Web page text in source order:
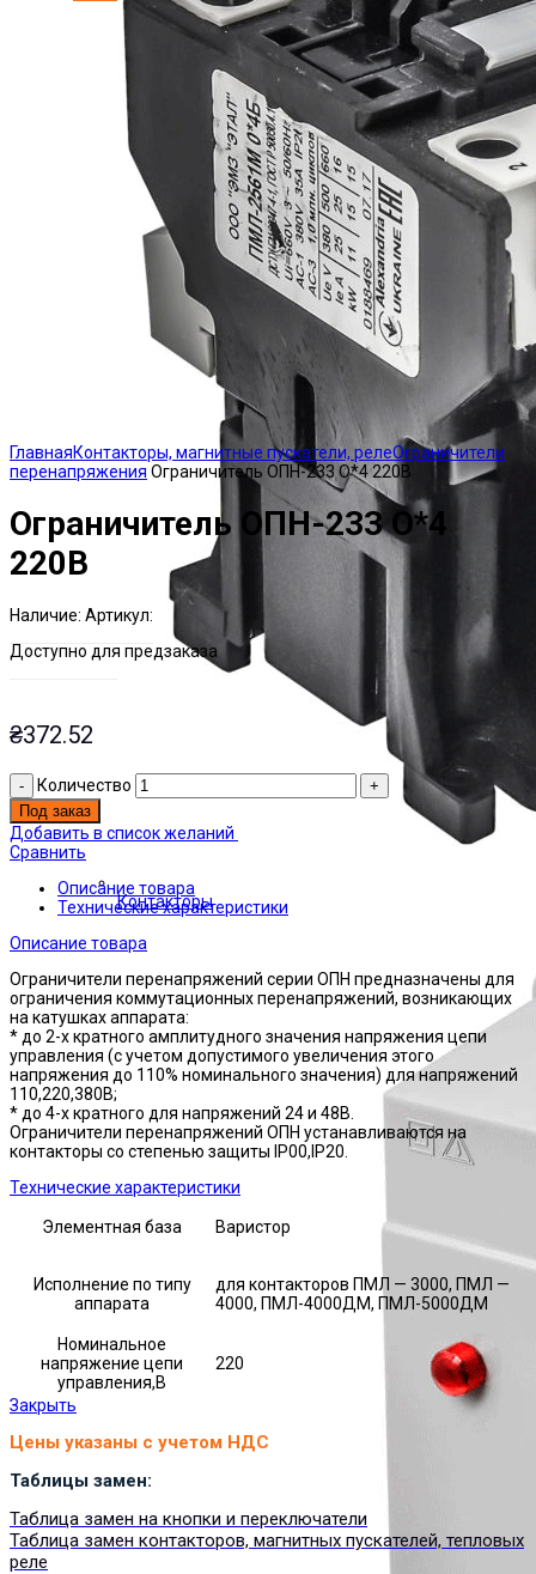
Контакторы
ГлавнаяКонтакторы, магнитные пускатели, релеОграничители
перенапряжения Ограничитель ОПН-233 О*4 220В
Ограничитель ОПН-233 О*4
220В
Наличие: Есть на складе
Артикул:
ЭТАЛ0000114
Доступно для предзаказа
₴372.52
Количество
Под заказ
Добавить в список желаний
Сравнить
Описание товара
Технические характеристики
Описание товара
Ограничители перенапряжений серии ОПН предназначены для
ограничения коммутационных перенапряжений, возникающих
на катушках аппарата:
* до 2-х кратного амплитудного значения напряжения цепи
управления (с учетом допустимого увеличения этого
напряжения до 110% номинального значения) для напряжений
110,220,380В;
* до 4-х кратного для напряжений 24 и 48В.
Ограничители перенапряжений ОПН устанавливаются на
контакторы со степенью защиты IP00,IP20.
Технические характеристики
Элементная база Варистор
Исполнение по типу
аппарата
для контакторов ПМЛ — 3000, ПМЛ —
4000, ПМЛ-4000ДМ, ПМЛ-5000ДМ
Номинальное
напряжение цепи
управления,В
220
Закрыть
Цены указаны с учетом НДС
Таблицы замен:
Таблица замен на кнопки и переключатели
Таблица замен контакторов, магнитных пускателей, тепловых
реле